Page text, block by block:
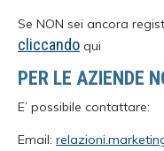
Se NON sei ancora
cliccando qui
PER LE AZIENDE
E’ possibile contattare:
Email: